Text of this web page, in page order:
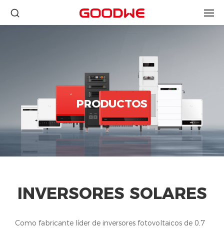
PRODUCTOS
INVERSORES SOLARES
Como fabricante líder de inversores fotovoltaicos de 0,7